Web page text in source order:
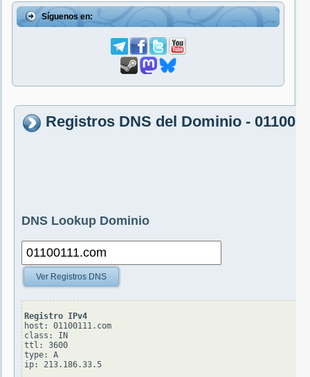
Síguenos en:
Registros DNS del Dominio -
DNS Lookup Dominio
Ver Registros DNS
Registro IPv4
host: 01100111.com
class: IN
ttl: 3600
type: A